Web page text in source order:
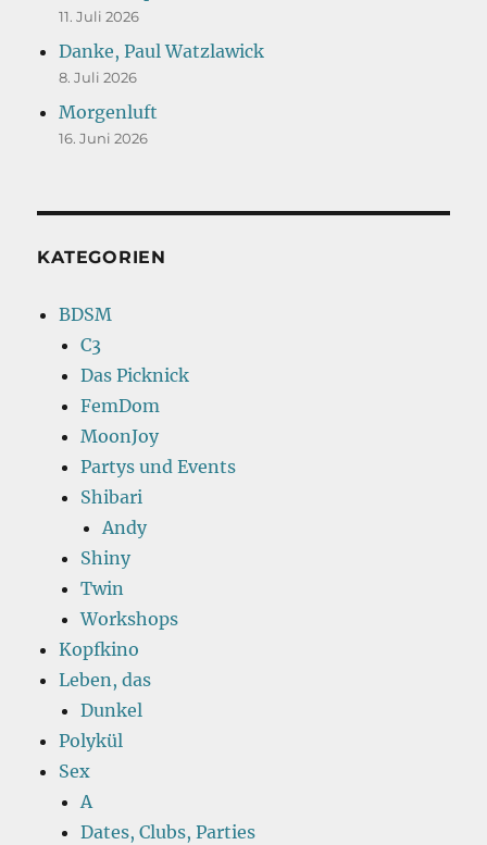
11. Juli 2026
Danke, Paul Watzlawick
8. Juli 2026
Morgenluft
16. Juni 2026
KATEGORIEN
BDSM
C3
Das Picknick
FemDom
MoonJoy
Partys und Events
Shibari
Andy
Shiny
Twin
Workshops
Kopfkino
Leben, das
Dunkel
Polykül
Sex
A
Dates, Clubs, Parties